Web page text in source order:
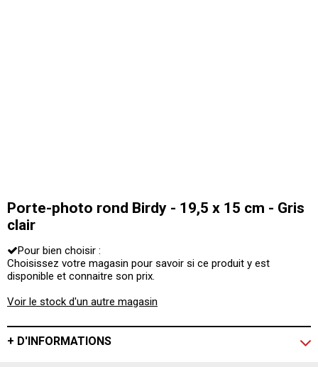
Porte-photo rond Birdy - 19,5 x 15 cm - Gris
clair
Pour bien choisir :
Choisissez votre magasin pour savoir si ce produit y est
disponible et connaitre son prix.
Voir le stock d'un autre magasin
+ D'INFORMATIONS